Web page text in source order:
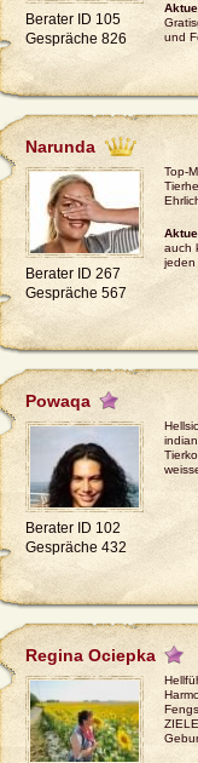
Berater ID 105
Gespräche 826
und
Narunda
Top-
Berater ID 267
Gespräche 567
auch
jeden
Powaqa
Berater ID 102
Gespräche 432
Regina Ociepka